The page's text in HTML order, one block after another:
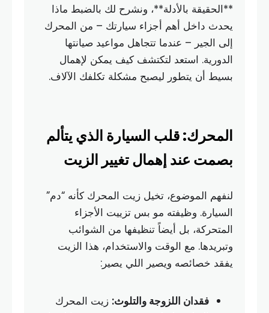
**الحقيقة بالأدلة**، ونشرح لك بالضبط ماذا
يحدث داخل أهم أجزاء سيارتك – من المحرك
إلى الجير – عندما تتجاهل مواعيد صيانتها
الدورية. استعد لتكتشف كيف يمكن لإهمال
بسيط أن يتطور ليصبح مشكلة تكلفك الآلاف.
المحرك: قلب السيارة الذي يتألم
بصمت عند إهمال تغيير الزيت
لنفهم الموضوع، تخيل زيت المحرك كأنه “دم”
السيارة. وظيفته مو بس تزييت الأجزاء
المتحركة، بل أيضاً تنظيفها من الشوائب
وتبريدها. مع الوقت والاستخدام، هذا الزيت
يفقد خصائصه ويصير اللي يصير:
فقدان اللزوجة والتلوث: زيت المحرك